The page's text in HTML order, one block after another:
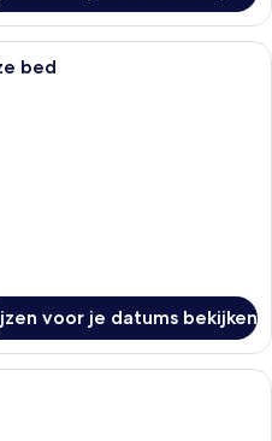
Een hotelkamer met een bed, een
bed
voor je datums bekijken
Een hotelkamer met een groot bed,